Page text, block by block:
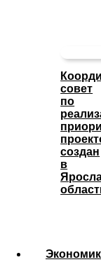
совет
по
создан
в